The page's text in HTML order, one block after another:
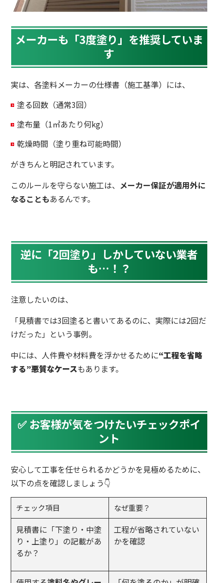
メーカーも「3度塗り」を推奨していま
す
実は、各塗料メーカーの仕様書（施工基準）には、
塗る回数（通常3回）
塗布量（1㎡あたり何kg）
乾燥時間（塗り重ね可能時間）
がきちんと明記されています。
このルールを守らない施工は、 メーカー保証が適用外に
なることもあるんです。
逆に「2回塗り」しかしていない業者
も…！？
注意したいのは、
「見積書では3回塗ると書いてあるのに、実際には2回だ
けだった」という事例。
中には、人件費や材料費を浮かせるために“工程を省略
する”悪質なケースもあります。
✅ お客様が気をつけたいチェックポイ
ント
安心して工事を任せられるかどうかを見極めるために、
以下の点を確認しましょう👇
チェック項目 なぜ重要？
見積書に「下塗り・中塗
り・上塗り」の記載があ
るか？
工程が省略されていない
かを確認